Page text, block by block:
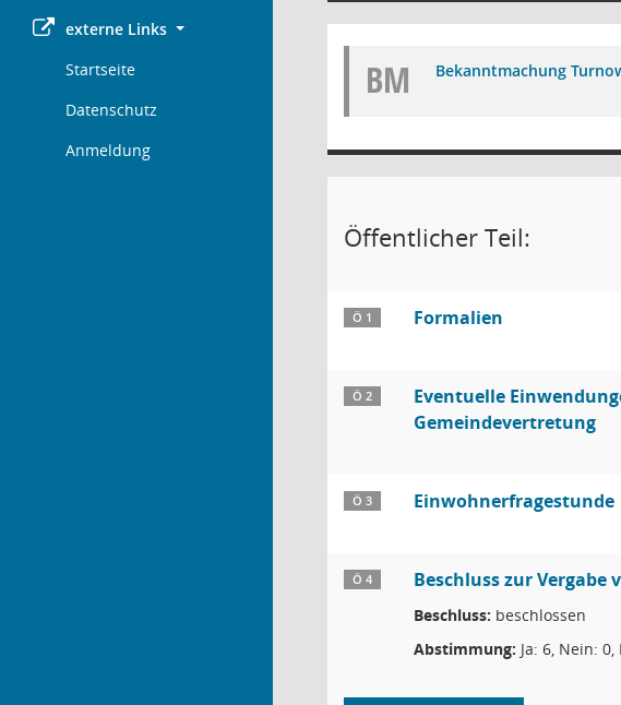
externe Links
Startseite
Datenschutz
Anmeldung
BM Bekanntmachung
Öffentlicher Teil:
Ö 1 Formalien
Ö 2
Eventuelle
Gemeindevertretung
Ö 3 Einwohnerfragestunde
Ö 4 Beschluss zur Vergabe
Beschluss: beschlossen
Abstimmung: Ja: 6, Nein: